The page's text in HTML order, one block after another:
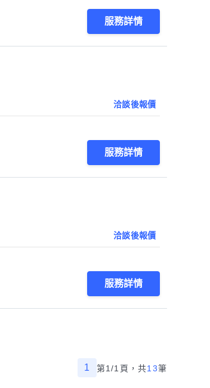
服務詳情
洽談後報價
服務詳情
洽談後報價
服務詳情
1 第1/1頁， 共13筆